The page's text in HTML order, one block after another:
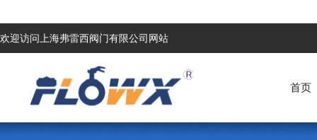
欢迎访问上海弗雷西阀门有限公司网站
首页